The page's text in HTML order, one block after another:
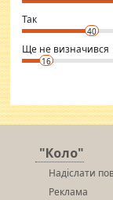
club.
⇒
Так
40
Ще не визначився
16
"Коло"
Надіслати
Реклама